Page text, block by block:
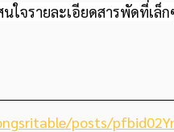
ใจรายละเอียดสารพัดที่เล็ก
posts/